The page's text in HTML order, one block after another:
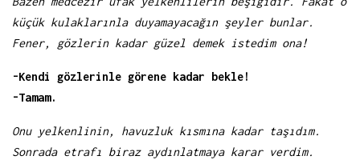
küçük kulaklarınla duyamayacağın şeyler bunlar.
Fener, gözlerin kadar güzel demek istedim ona!
-Kendi gözlerinle görene kadar bekle!
-Tamam.
Onu yelkenlinin, havuzluk kısmına kadar taşıdım.
Sonrada etrafı biraz aydınlatmaya karar verdim.